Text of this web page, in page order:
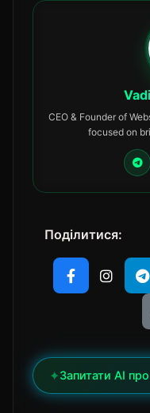
CEO & Founder of
focused on
Поділитися:
✦Запитати AI